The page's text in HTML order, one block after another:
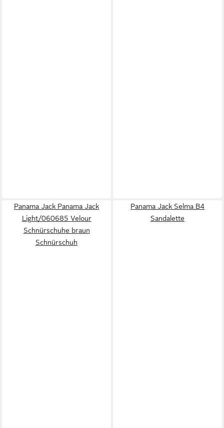
Panama Jack Panama Jack
Light/060685 Velour
Schnürschuhe braun
Schnürschuh
Panama Jack Selma B4
Sandalette